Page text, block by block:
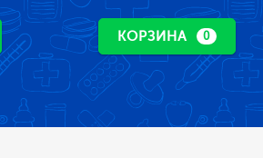
КОРЗИНА 0